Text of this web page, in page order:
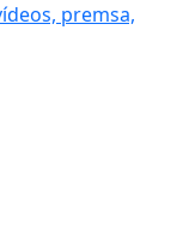
premsa,